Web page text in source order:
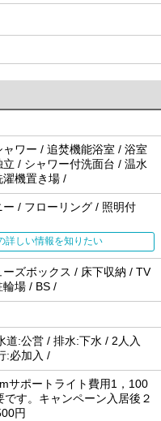
ワー / 追焚機能浴室 / 浴室
/ シャワー付洗面台 / 温水
機置き場 /
/ フローリング / 照明付
詳しい情報を知りたい
ズボックス / 床下収納 / TV
輪場 / BS /
道:公営 / 排水:下水 / 2人入
:必加入 /
サポートライト費用1，100
です。キャンペーン入居後２
円